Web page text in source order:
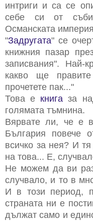
интриги и са се
себе си от
Османската
"Задругата" се
книжния пазар
записвания". Най-
какво ще
прочетете пак..."
Това е книга за
голямата тъмнина.
Вярвате ли, че е
България повече
всичко за нея? И
на това... Е,
Не можем да ви
случвало, и то в
И в този период,
страната ни е
дължат само и